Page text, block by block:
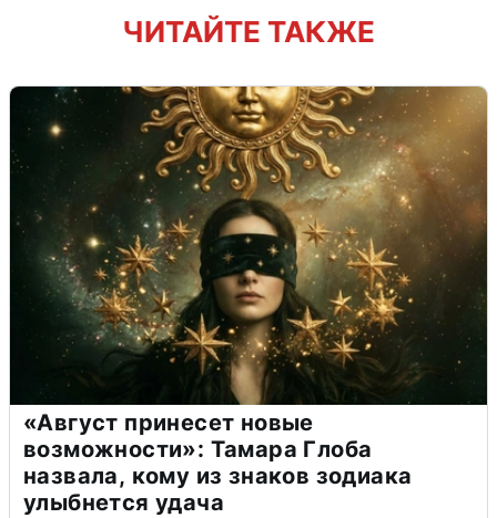
ЧИТАЙТЕ ТАКЖЕ
«Август принесет новые
возможности»: Тамара Глоба
назвала, кому из знаков зодиака
улыбнется удача